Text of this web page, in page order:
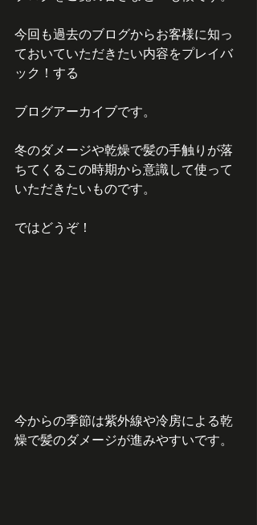
今回も過去のブログからお客様に知っ
ておいていただきたい内容をプレイバ
ック！する
ブログアーカイブです。
冬のダメージや乾燥で髪の手触りが落
ちてくるこの時期から意識して使って
いただきたいものです。
ではどうぞ！
今からの季節は紫外線や冷房による乾
燥で髪のダメージが進みやすいです。